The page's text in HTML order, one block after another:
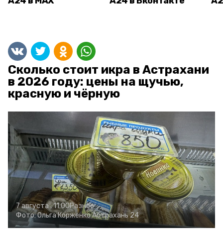
Сколько стоит икра в Астрахани
в 2026 году: цены на щучью,
красную и чёрную
7 августа , 11:00Разное
Фото:Ольга КорженкоАстрахань 24